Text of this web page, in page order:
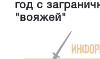
год с
"вояжей"